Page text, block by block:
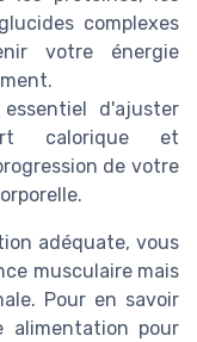
complexes
votre énergie
d'ajuster
calorique et
de votre
adéquate, vous
musculaire mais
Pour en savoir
alimentation pour